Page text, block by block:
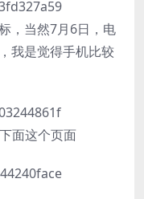
，当然7月6日，电
我是觉得手机比较
面这个页面